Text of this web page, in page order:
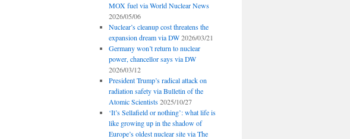
MOX fuel via World Nuclear News
2026/05/06
Nuclear’s cleanup cost threatens the
expansion dream via DW 2026/03/21
Germany won’t return to nuclear
power, chancellor says via DW
2026/03/12
President Trump’s radical attack on
radiation safety via Bulletin of the
Atomic Scientists 2025/10/27
‘It’s Sellafield or nothing’: what life is
like growing up in the shadow of
Europe’s oldest nuclear site via The